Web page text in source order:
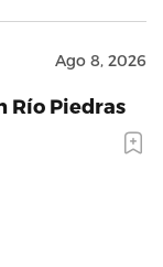
Ago 8, 2026
Río Piedras